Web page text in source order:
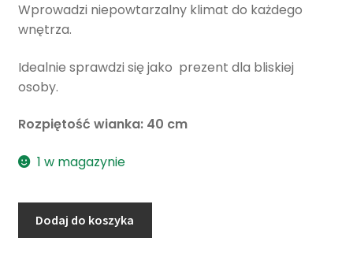
Wprowadzi niepowtarzalny klimat do każdego
wnętrza.
Idealnie sprawdzi się jako prezent dla bliskiej
osoby.
Rozpiętość wianka: 40 cm
1 w magazynie
Dodaj do koszyka